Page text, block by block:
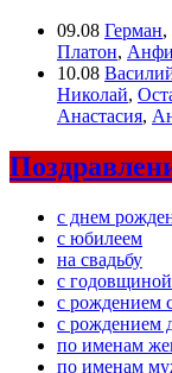
09.08 Герман,
Платон,
10.08
Николай,
Анастасия,
с днем
с юбилеем
на свадьбу
с
с рождением
с рождением
по именам
по именам